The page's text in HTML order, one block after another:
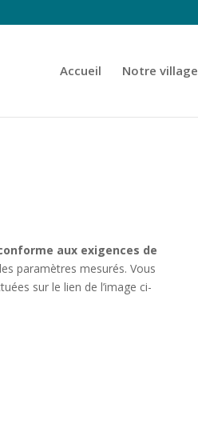
Accueil Notre village
aux exigences de
paramètres mesurés. Vous
sur le lien de l’image ci-